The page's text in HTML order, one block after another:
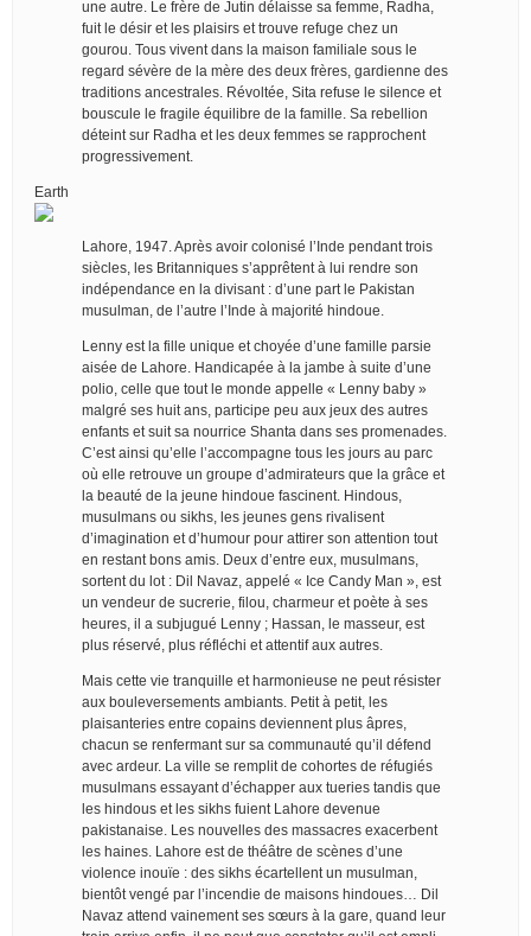
une autre. Le frère de Jutin délaisse sa femme, Radha,
fuit le désir et les plaisirs et trouve refuge chez un
gourou. Tous vivent dans la maison familiale sous le
regard sévère de la mère des deux frères, gardienne des
traditions ancestrales. Révoltée, Sita refuse le silence et
bouscule le fragile équilibre de la famille. Sa rebellion
déteint sur Radha et les deux femmes se rapprochent
progressivement.
Earth
Lahore, 1947. Après avoir colonisé l’Inde pendant trois
siècles, les Britanniques s’apprêtent à lui rendre son
indépendance en la divisant : d’une part le Pakistan
musulman, de l’autre l’Inde à majorité hindoue.
Lenny est la fille unique et choyée d’une famille parsie
aisée de Lahore. Handicapée à la jambe à suite d’une
polio, celle que tout le monde appelle « Lenny baby »
malgré ses huit ans, participe peu aux jeux des autres
enfants et suit sa nourrice Shanta dans ses promenades.
C’est ainsi qu’elle l’accompagne tous les jours au parc
où elle retrouve un groupe d’admirateurs que la grâce et
la beauté de la jeune hindoue fascinent. Hindous,
musulmans ou sikhs, les jeunes gens rivalisent
d’imagination et d’humour pour attirer son attention tout
en restant bons amis. Deux d’entre eux, musulmans,
sortent du lot : Dil Navaz, appelé « Ice Candy Man », est
un vendeur de sucrerie, filou, charmeur et poète à ses
heures, il a subjugué Lenny ; Hassan, le masseur, est
plus réservé, plus réfléchi et attentif aux autres.
Mais cette vie tranquille et harmonieuse ne peut résister
aux bouleversements ambiants. Petit à petit, les
plaisanteries entre copains deviennent plus âpres,
chacun se renfermant sur sa communauté qu’il défend
avec ardeur. La ville se remplit de cohortes de réfugiés
musulmans essayant d’échapper aux tueries tandis que
les hindous et les sikhs fuient Lahore devenue
pakistanaise. Les nouvelles des massacres exacerbent
les haines. Lahore est de théâtre de scènes d’une
violence inouïe : des sikhs écartellent un musulman,
bientôt vengé par l’incendie de maisons hindoues… Dil
Navaz attend vainement ses sœurs à la gare, quand leur